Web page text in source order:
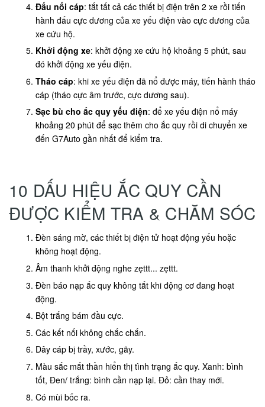
Đấu nối cáp: tắt tất cả các thiết bị điện trên 2 xe rồi tiến
hành đấu cực dương của xe yếu điện vào cực dương của
xe cứu hộ.
Khởi động xe: khởi động xe cứu hộ khoảng 5 phút, sau
đó khởi động xe yếu điện.
Tháo cáp: khi xe yếu điện đã nổ được máy, tiến hành tháo
cáp (tháo cực âm trước, cực dương sau).
Sạc bù cho ắc quy yếu điện: để xe yếu điện nổ máy
khoảng 20 phút để sạc thêm cho ắc quy rồi di chuyển xe
đến G7Auto gần nhất để kiểm tra.
10 DẤU HIỆU ẮC QUY CẦN
ĐƯỢC KIỂM TRA & CHĂM SÓC
Đèn sáng mờ, các thiết bị điện tử hoạt động yếu hoặc
không hoạt động.
Âm thanh khởi động nghe zẹttt... zẹttt.
Đèn báo nạp ắc quy không tắt khi động cơ đang hoạt
động.
Bột trắng bám đầu cực.
Các kết nối không chắc chắn.
Dây cáp bị trầy, xước, gãy.
Màu sắc mắt thần hiển thị tình trạng ắc quy. Xanh: bình
tốt, Đen/ trắng: bình cần nạp lại. Đỏ: cần thay mới.
Có mùi bốc ra.